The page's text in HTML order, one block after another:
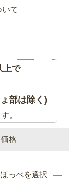
格
っぺを選択
いて
上で
部は除く)
。